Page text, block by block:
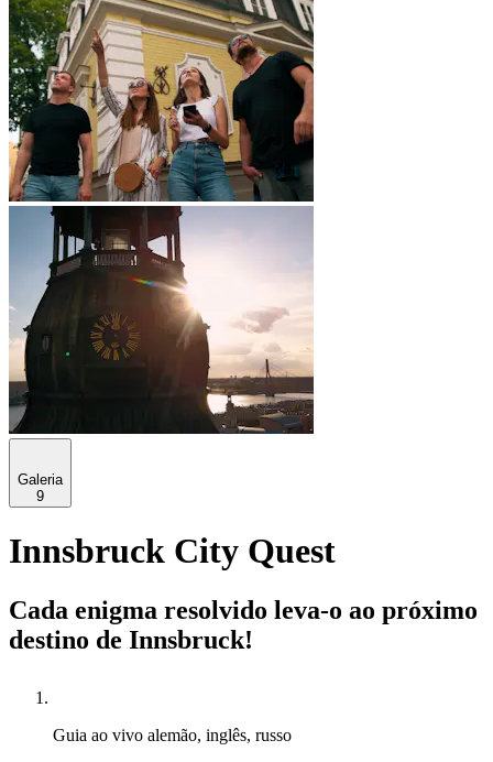
Galeria
9
Innsbruck City Quest
Cada enigma resolvido leva-o ao próximo
destino de Innsbruck!
Guia ao vivo alemão, inglês, russo